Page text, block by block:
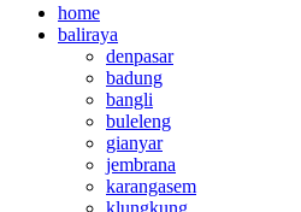
home
baliraya
denpasar
badung
bangli
buleleng
gianyar
jembrana
karangasem
klungkung